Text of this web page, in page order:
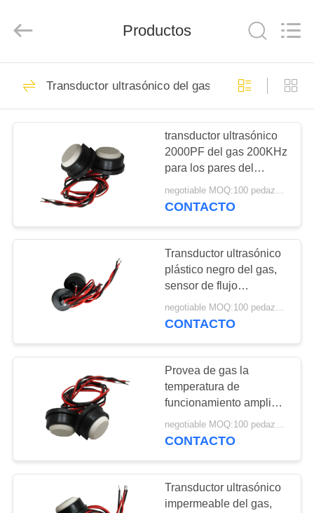
HOGAR
PRODUCTOS
SOBRE
NOSOTROS
VIAJE
FÁBRICA
CONTROL
DE
CALIDAD
ÉNTRENOS
EN
CONTACTO
Co.,
Reserved.
Transductor
ultrasónico de PZT
Transductor
ultrasónico médico
41
transductor de la
limpieza ultrasónica
Productos
Transductor ultrasónico del gas
transductor ultrasónico
2000PF del gas 200KHz
para los pares del
dispositivo del flujo del
gas usando
negotiable MOQ:100 pedazos/pedazos
CONTACTO
Transductor ultrasónico
plástico negro del gas,
sensor de flujo
ultrasónico del gas
200KHz
negotiable MOQ:100 pedazos/pedazos
CONTACTO
Provea de gas la
temperatura de
funcionamiento amplia
del transductor
ultrasónico del
negotiable MOQ:100 pedazos/pedazos
CONTACTO
Transductor ultrasónico
impermeable del gas,